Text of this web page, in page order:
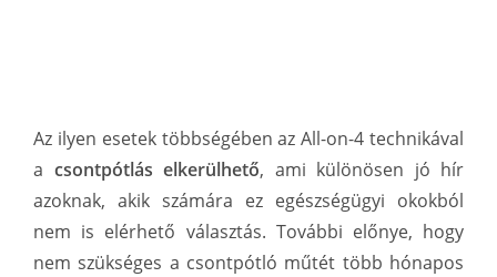
Az ilyen esetek többségében az All-on-4 technikával
a csontpótlás elkerülhető, ami különösen jó hír
azoknak, akik számára ez egészségügyi okokból
nem is elérhető választás. További előnye, hogy
nem szükséges a csontpótló műtét több hónapos